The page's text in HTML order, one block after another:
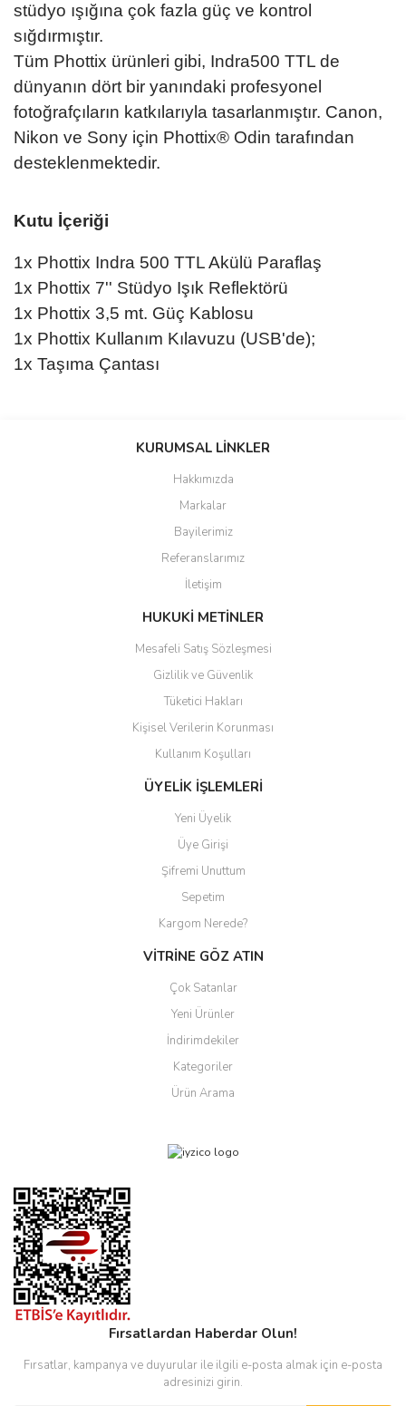
stüdyo ışığına çok fazla güç ve kontrol
sığdırmıştır.
Tüm Phottix ürünleri gibi, Indra500 TTL de
dünyanın dört bir yanındaki profesyonel
fotoğrafçıların katkılarıyla tasarlanmıştır. Canon,
Nikon ve Sony için Phottix® Odin tarafından
desteklenmektedir.
Kutu İçeriği
1x Phottix Indra 500 TTL Akülü Paraflaş
1x Phottix 7'' Stüdyo Işık Reflektörü
1x Phottix 3,5 mt. Güç Kablosu
1x Phottix Kullanım Kılavuzu (USB'de);
1x Taşıma Çantası
tarafımıza iletebilirsiniz.
Ürün resmi kalitesiz, bozuk veya görüntülenemiyor.
Ürün açıklamasında eksik bilgiler bulunuyor.
Ürün bilgilerinde hatalar bulunuyor.
Ürün fiyatı diğer sitelerden daha pahalı.
Bu ürüne benzer farklı alternatifler olmalı.
Gönder
KURUMSAL LİNKLER
Hakkımızda
Markalar
Bayilerimiz
Referanslarımız
İletişim
HUKUKİ METİNLER
Mesafeli Satış Sözleşmesi
Gizlilik ve Güvenlik
Tüketici Hakları
Kişisel Verilerin Korunması
Kullanım Koşulları
ÜYELİK İŞLEMLERİ
Yeni Üyelik
Üye Girişi
Şifremi Unuttum
Sepetim
Kargom Nerede?
VİTRİNE GÖZ ATIN
Çok Satanlar
Yeni Ürünler
İndirimdekiler
Kategoriler
Ürün Arama
Fırsatlardan Haberdar Olun!
Fırsatlar, kampanya ve duyurular ile ilgili e-posta almak için e-posta
adresinizi girin.